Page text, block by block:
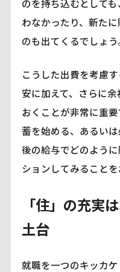
のを持ち込むとして
わなかったり、新た
のも出てくるでしょう
こうした出費を考慮
安に加えて、さらに
おくことが非常に重
蓄を始める、あるい
後の給与でどのよう
ションしてみることを
「住」の充実
土台
就職を一つのキッカ